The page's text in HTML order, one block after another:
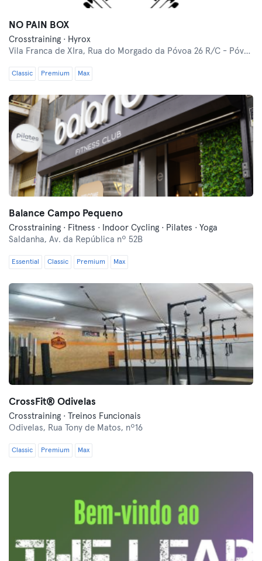
NO PAIN BOX
Crosstraining · Hyrox
Vila Franca de XIra, Rua do Morgado da Póvoa 26 R/C - Póvoa de Santa Iria
Classic Premium Max
Balance Campo Pequeno
Crosstraining · Fitness · Indoor Cycling · Pilates · Yoga
Saldanha, Av. da República nº 52B
Essential Classic Premium Max
CrossFit® Odivelas
Crosstraining · Treinos Funcionais
Odivelas, Rua Tony de Matos, nº16
Classic Premium Max